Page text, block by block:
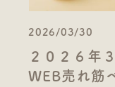
2026/03/30
２０２６年
WEB売れ筋